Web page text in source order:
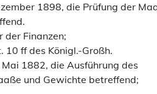
1898, die Prüfung der
der Finanzen;
10 ff des Königl.-Großh.
1882, die Ausführung des
und Gewichte betreffend;